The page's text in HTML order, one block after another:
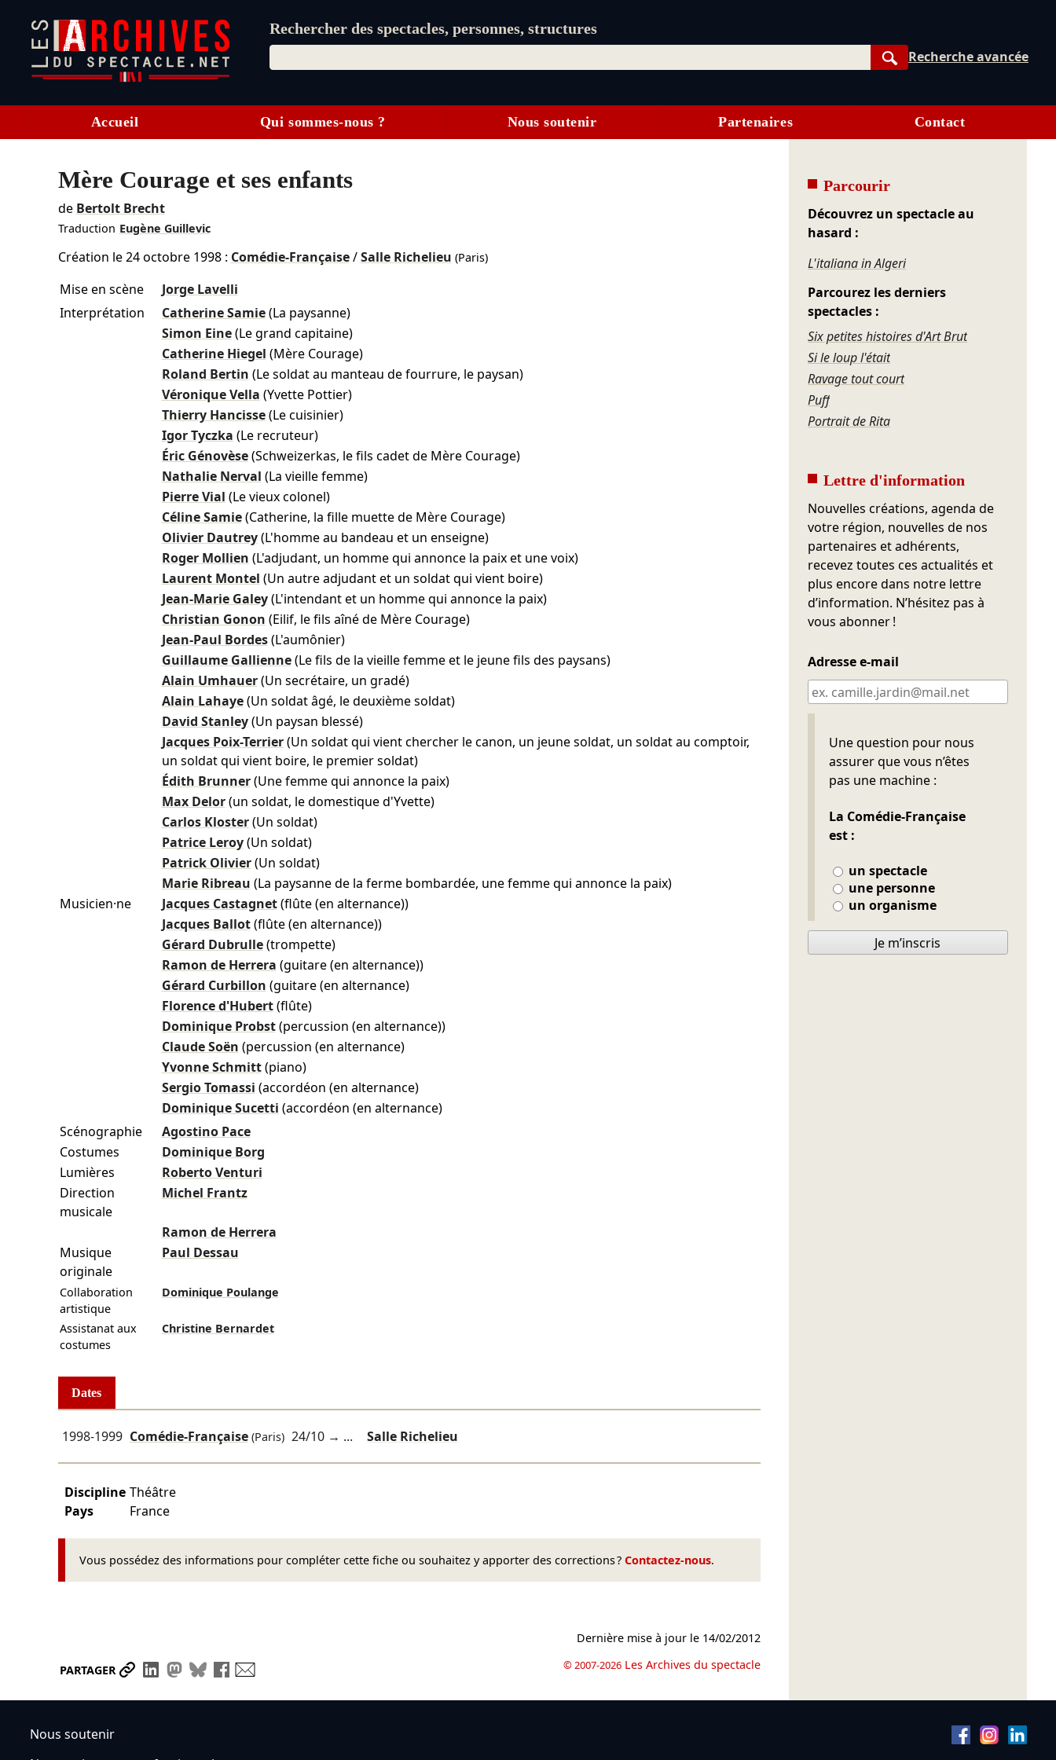
Rechercher des spectacles, personnes, structures
Rechercher
Recherche avancée
Accueil Qui sommes-nous ? Nous soutenir Partenaires Contact
Mère Courage et ses enfants
de Bertolt Brecht
Traduction Eugène Guillevic
Création le24 octobre 1998: Comédie-Française/Salle Richelieu (Paris)
Mise en scène
Jorge Lavelli
Interprétation
Catherine Samie (La paysanne)
Simon Eine (Le grand capitaine)
Catherine Hiegel (Mère Courage)
Roland Bertin (Le soldat au manteau de fourrure, le paysan)
Véronique Vella (Yvette Pottier)
Thierry Hancisse (Le cuisinier)
Igor Tyczka (Le recruteur)
Éric Génovèse (Schweizerkas, le fils cadet de Mère Courage)
Nathalie Nerval (La vieille femme)
Pierre Vial (Le vieux colonel)
Céline Samie (Catherine, la fille muette de Mère Courage)
Olivier Dautrey (L'homme au bandeau et un enseigne)
Roger Mollien (L'adjudant, un homme qui annonce la paix et une voix)
Laurent Montel (Un autre adjudant et un soldat qui vient boire)
Jean-Marie Galey (L'intendant et un homme qui annonce la paix)
Christian Gonon (Eilif, le fils aîné de Mère Courage)
Jean-Paul Bordes (L'aumônier)
Guillaume Gallienne (Le fils de la vieille femme et le jeune fils des paysans)
Alain Umhauer (Un secrétaire, un gradé)
Alain Lahaye (Un soldat âgé, le deuxième soldat)
David Stanley (Un paysan blessé)
Jacques Poix-Terrier (Un soldat qui vient chercher le canon, un jeune soldat, un soldat au comptoir,
un soldat qui vient boire, le premier soldat)
Édith Brunner (Une femme qui annonce la paix)
Max Delor (un soldat, le domestique d'Yvette)
Carlos Kloster (Un soldat)
Patrice Leroy (Un soldat)
Patrick Olivier (Un soldat)
Marie Ribreau (La paysanne de la ferme bombardée, une femme qui annonce la paix)
Musicien·ne
Jacques Castagnet (flûte (en alternance))
Jacques Ballot (flûte (en alternance))
Gérard Dubrulle (trompette)
Ramon de Herrera (guitare (en alternance))
Gérard Curbillon (guitare (en alternance)
Florence d'Hubert (flûte)
Dominique Probst (percussion (en alternance))
Claude Soën (percussion (en alternance)
Yvonne Schmitt (piano)
Sergio Tomassi (accordéon (en alternance)
Dominique Sucetti (accordéon (en alternance)
Scénographie
Agostino Pace
Costumes
Dominique Borg
Lumières
Roberto Venturi
Direction
musicale
Michel Frantz
Ramon de Herrera
Musique
originale
Paul Dessau
Collaboration
artistique
Dominique Poulange
Assistanat aux
costumes
Christine Bernardet
Dates
1998-1999 Comédie-Française(Paris) 24/10→ ... Salle Richelieu
Discipline Théâtre
Pays
France
Vous possédez des informations pour compléter cette fiche ou souhaitez y apporter des corrections ? Contactez-nous.
PARTAGER Partager le lien
Partager sur LinkedIn
Partager sur Mastodon
Partager sur Bluesky
Partager sur Facebook
Dernière mise à jour le 14/02/2012
© 2007-2026 Les Archives du spectacle
Parcourir
Découvrez un spectacle au
hasard :
L'italiana in Algeri
Parcourez les derniers
spectacles :
Six petites histoires d'Art Brut
Si le loup l'était
Ravage tout court
Puff
Portrait de Rita
Lettre d'information
Nouvelles créations, agenda de
votre région, nouvelles de nos
partenaires et adhérents,
recevez toutes ces actualités et
plus encore dans notre lettre
d’information. N’hésitez pas à
vous abonner !
Adresse e-mail
Une question pour nous
assurer que vous n’êtes
pas une machine :
La Comédie-Française
est :
un spectacle
une personne
un organisme
Ne pas remplir
Je m’inscris
Nous soutenir